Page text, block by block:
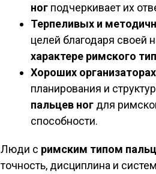
ног подчеркивает их
Терпеливых и
целей благодаря своей
характере римского
Хороших организаторах
планирования и
пальцев ног для
способности.
Люди с римским типом
точность, дисциплина и